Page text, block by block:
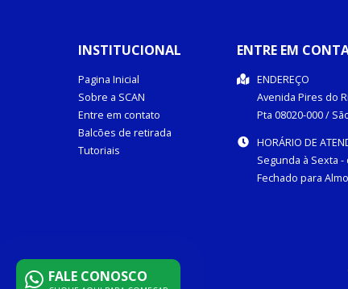
INSTITUCIONAL
Pagina Inicial
Sobre a SCAN
Entre em contato
Balcões de retirada
Tutoriais
ENTRE EM
ENDEREÇO
Avenida Pires do
Pta 08020-000/
HORÁRIO DE
Segunda à Sexta -
Fechado para
FALE CONOSCO